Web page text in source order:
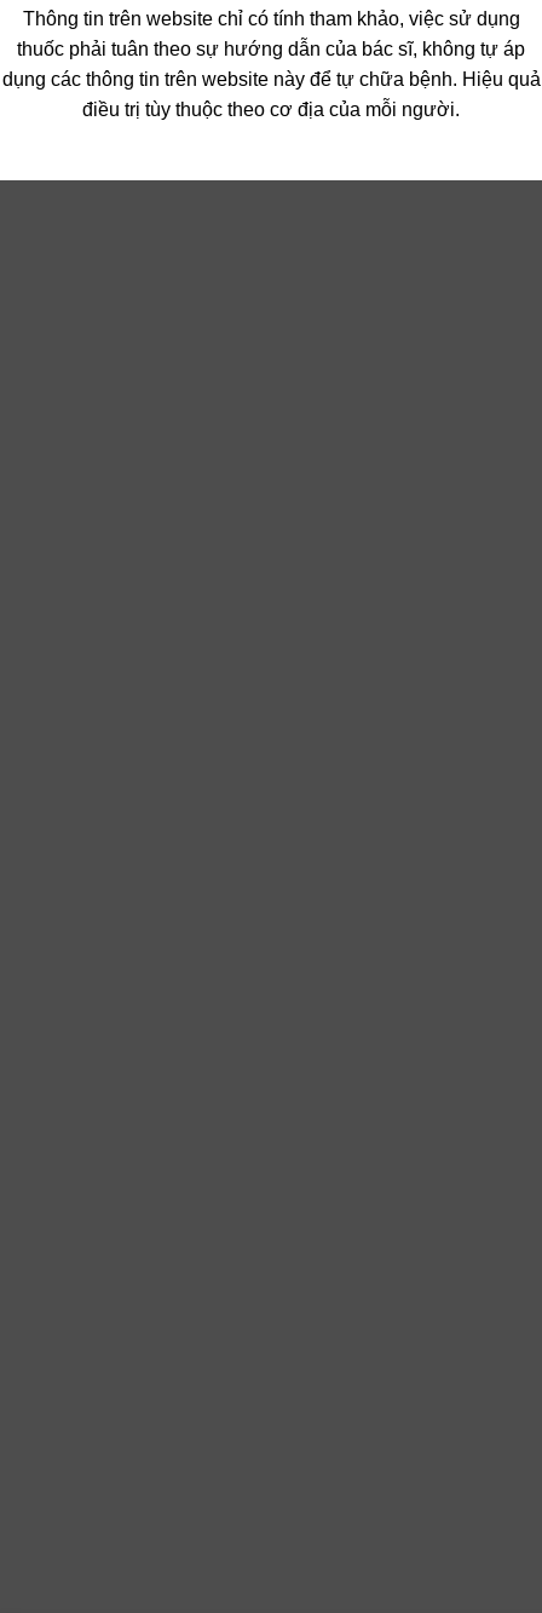
Thông tin trên website chỉ có tính tham khảo, việc sử dụng
thuốc phải tuân theo sự hướng dẫn của bác sĩ, không tự áp
dụng các thông tin trên website này để tự chữa bệnh. Hiệu quả
điều trị tùy thuộc theo cơ địa của mỗi người.